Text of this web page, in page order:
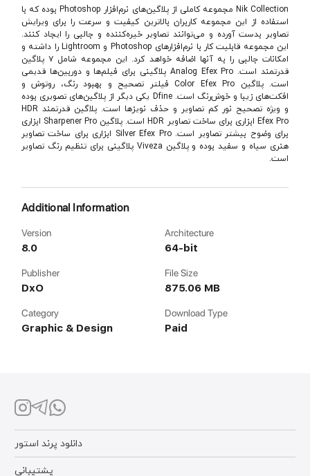
Nik Collection مجموعه کاملی از پلاگین‌های نرم‌افزار Photoshop بوده که با
استفاده از این مجموعه کاربران بالاترین کیفیت و سرعت را برای ویرایش
تصاویر بدست آورده و می‌توانند تصاویر خیره‌کننده و جالبی را ایجاد کنند.
این مجموعه قابلیت کار با نرم‌افزارهای Photoshop و Lightroom را داشته و
امکانات جالبی را به آنها اضافه خواهد کرد. این مجموعه شامل ۷ پلاگین
قدرتمند است. Analog Efex Pro پلاگینی برای فیلم‌ها و دوربین‌ها قدیمی
است. پلاگین Color Efex Pro فیلتر تصحیح و بهبود رنگ، روتوش و
افکت‌های زیبا و خوش‌رنگ است. Dfine یکی دیگر از پلاگین‌های تصویری بوده
و ویژه تصحیح نور کم تصاویر و حذف نویزها است. پلاگین قدرتمند HDR
Efex Pro ابزاری برای ساخت تصاویر HDR است. پلاگین Sharpener Pro ابزاری
برای وضوح بیشتر تصاویر است. Silver Efex Pro ابزاری برای ساخت تصاویر
هنری سیاه و سفید بوده و پلاگین Viveza پلاگینی برای تنظیم رنگ تصاویر
است.
Additional Information
Version
8.0
Architecture
64-bit
Publisher
DxO
File Size
875.06 MB
Category
Graphic & Design
Download Type
Paid
پشتیبانی
دانلود پرند استور